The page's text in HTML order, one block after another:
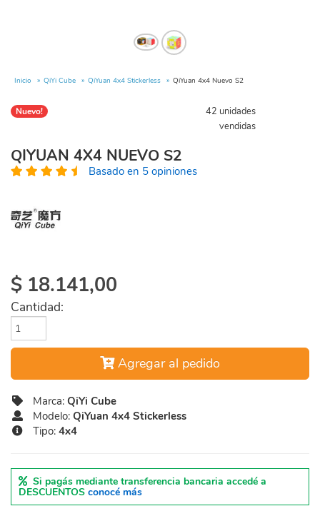
Inicio QiYi Cube QiYuan 4x4 Stickerless QiYuan 4x4 Nuevo S2
Nuevo!
42 unidades
vendidas
QIYUAN 4X4 NUEVO S2
Basado en 5 opiniones
$ 18.141,00
Cantidad:
Agregar al pedido
Marca: QiYi Cube
Modelo: QiYuan 4x4 Stickerless
Tipo: 4x4
Si pagás mediante transferencia bancaria accedé a
DESCUENTOS conocé más